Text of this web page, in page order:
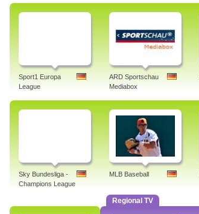
Sport1 Europa
League
ARD Sportschau
Mediabox
Sky Bundesliga -
Champions League
MLB Baseball
Regional TV